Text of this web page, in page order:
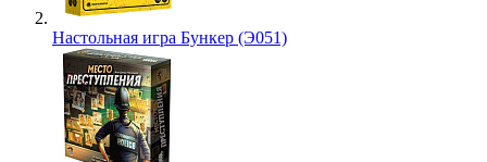
Настольная игра Бункер (Э051)